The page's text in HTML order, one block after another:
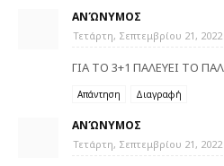
ΑΝΏΝΥΜΟΣ
Τετάρτη, Σεπτεμβρίου 21, 2022
ΓΙΑ ΤΟ 3+1 ΠΑΛΕΥΕΙ ΤΟ
Απάντηση Διαγραφή
ΑΝΏΝΥΜΟΣ
Τετάρτη, Σεπτεμβρίου 21, 2022